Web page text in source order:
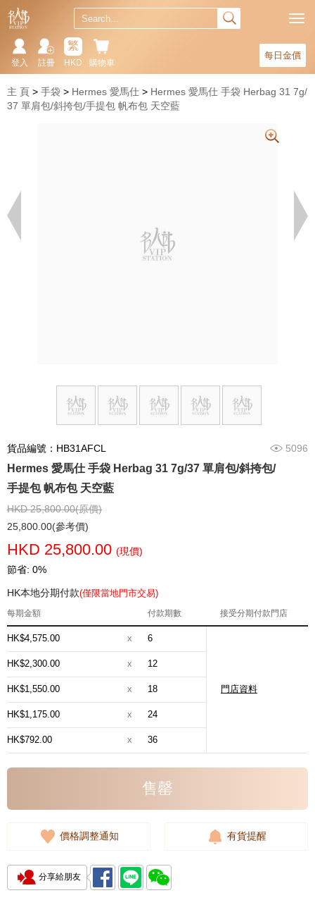
每日金價
購物車
繁
HKD
註冊
登入
主 頁 手袋 Hermes 愛馬仕
Hermes 愛馬仕 手袋 Herbag 31 7g/
37 單肩包/斜挎包/手提包 帆布包 天空藍
貨品編號：HB31AFCL 5096
Hermes 愛馬仕 手袋 Herbag 31 7g/37 單肩包/斜挎包/
手提包 帆布包 天空藍
HKD 25,800.00(原價)
25,800.00(參考價)
HKD 25,800.00 (現價)
節省: 0%
HK本地分期付款(僅限當地門市交易)
每期金額 付款期數 接受分期付款門店
HK$4,575.00 x 6
門店資料
HK$2,300.00 x 12
HK$1,550.00 x 18
HK$1,175.00 x 24
HK$792.00 x 36
售罄
價格調整通知 有貨提醒
分享給朋友